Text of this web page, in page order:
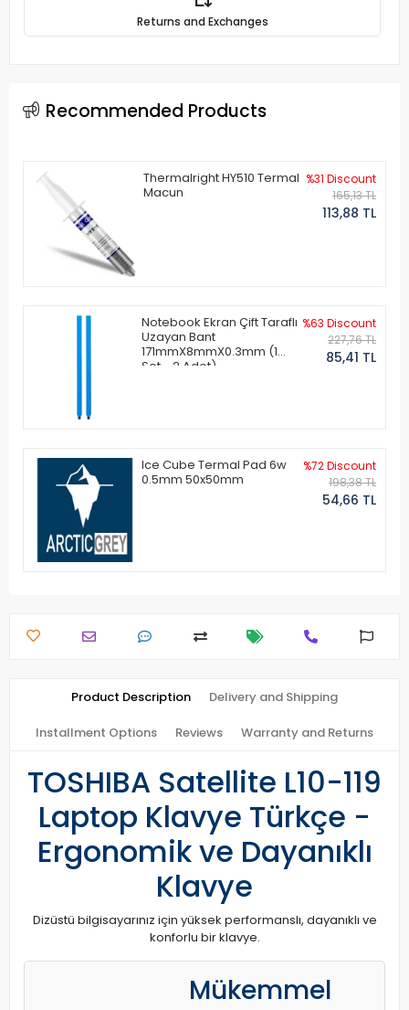
Returns and Exchanges
Recommended Products
Thermalright HY510 Termal
Macun
%31 Discount
165,13 TL
113,88 TL
Notebook Ekran Çift Taraflı
Uzayan Bant
171mmX8mmX0.3mm (1
Set - 2 Adet)
%63 Discount
227,76 TL
85,41 TL
Ice Cube Termal Pad 6w
0.5mm 50x50mm
%72 Discount
198,38 TL
54,66 TL
Product Description Delivery and Shipping
Installment Options Reviews Warranty and Returns
TOSHIBA Satellite L10-119
Laptop Klavye Türkçe -
Ergonomik ve Dayanıklı
Klavye
Dizüstü bilgisayarınız için yüksek performanslı, dayanıklı ve
konforlu bir klavye.
Mükemmel